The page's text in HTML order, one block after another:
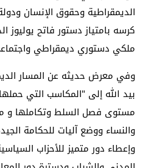
الديمقراطية وحقوق الإنسان
كرسه بامتياز دستور فاتح
ملكي دستوري ديمقراطي
وفي معرض حديثه عن المسار
بيد الله إلى "المكاسب التي
مستوى فصل السلط وتكاملها و
والنساء ووضع آليات للحكامة
وإعطاء دور متميز للأحزاب